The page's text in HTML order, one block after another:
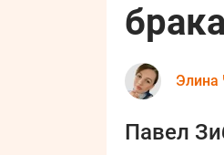
брака
Элина
Павел